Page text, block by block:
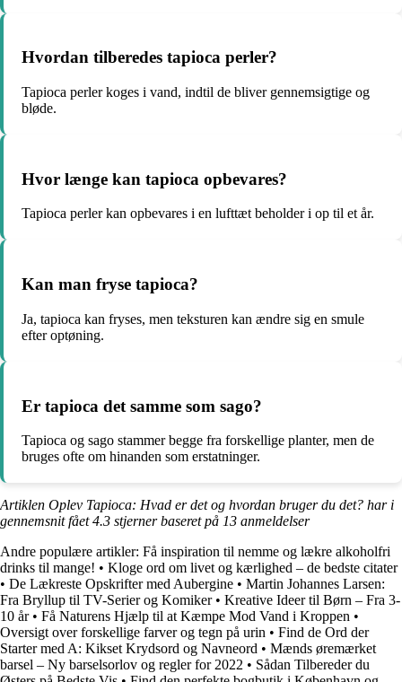
Hvordan tilberedes tapioca perler?
Tapioca perler koges i vand, indtil de bliver gennemsigtige og
bløde.
Hvor længe kan tapioca opbevares?
Tapioca perler kan opbevares i en lufttæt beholder i op til et år.
Kan man fryse tapioca?
Ja, tapioca kan fryses, men teksturen kan ændre sig en smule
efter optøning.
Er tapioca det samme som sago?
Tapioca og sago stammer begge fra forskellige planter, men de
bruges ofte om hinanden som erstatninger.
Artiklen Oplev Tapioca: Hvad er det og hvordan bruger du det? har i
gennemsnit fået4.3 stjerner baseret på 13 anmeldelser
Andre populære artikler: Få inspiration til nemme og lækre alkoholfri
drinks til mange! • Kloge ord om livet og kærlighed – de bedste citater
• De Lækreste Opskrifter med Aubergine • Martin Johannes Larsen:
Fra Bryllup til TV-Serier og Komiker• Kreative Ideer til Børn – Fra 3-
10 år• Få Naturens Hjælp til at Kæmpe Mod Vand i Kroppen •
Oversigt over forskellige farver og tegn på urin • Find de Ord der
Starter med A: Kikset Krydsord og Navneord • Mænds øremærket
barsel – Ny barselsorlov og regler for 2022 • Sådan Tilbereder du